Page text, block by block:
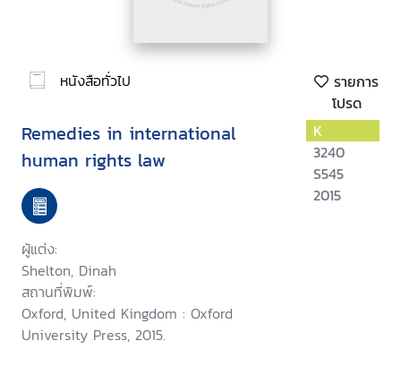
หนังสือทั่วไป
รายการ
โปรด
Remedies in international
human rights law
ผู้แต่ง:
Shelton, Dinah
สถานที่พิมพ์:
Oxford, United Kingdom : Oxford
University Press, 2015.
K
3240
S545
2015